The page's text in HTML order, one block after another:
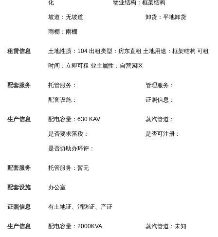
化 物业结构：框架结构
坡道：无坡道 卸货：平地卸货
雨棚：雨棚
租赁信息 土地性质：104 出租类型：房东直租 土地用途：框架结构 可租
时间：立即可租 业主属性：自营园区
配套服务 托管服务： 管理服务：
配套设施： 证照信息：
生产信息 配电容量：630 KAV 蒸汽管道：
是否要求落税： 是否可注册：
是否协助办环评：
配套服务 托管服务：暂无
配套设施 办公室
证照信息 有土地证、消防证、产证
生产信息 配电容量：2000KVA 蒸汽管道：未知